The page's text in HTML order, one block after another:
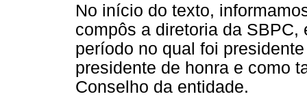
No início do texto,
compôs a diretoria da
período no qual foi
presidente de honra e como
Conselho da entidade.